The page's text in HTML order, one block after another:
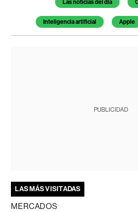
Las noticias del día
Inteligencia artificial Apple
PUBLICIDAD
LAS MÁS VISITADAS
MERCADOS